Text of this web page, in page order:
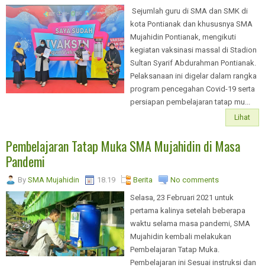
Sejumlah guru di SMA dan SMK di
kota Pontianak dan khususnya SMA
Mujahidin Pontianak, mengikuti
kegiatan vaksinasi massal di Stadion
Sultan Syarif Abdurahman Pontianak.
Pelaksanaan ini digelar dalam rangka
program pencegahan Covid-19 serta
persiapan pembelajaran tatap mu...
Lihat
Pembelajaran Tatap Muka SMA Mujahidin di Masa
Pandemi
By SMA Mujahidin 18.19 Berita
No comments
Selasa, 23 Februari 2021 untuk
pertama kalinya setelah beberapa
waktu selama masa pandemi, SMA
Mujahidin kembali melakukan
Pembelajaran Tatap Muka.
Pembelajaran ini Sesuai instruksi dan